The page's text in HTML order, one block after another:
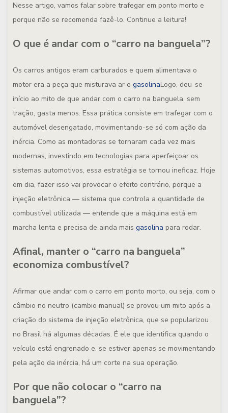
Nesse artigo, vamos falar sobre trafegar em ponto morto e
porque não se recomenda fazê-lo. Continue a leitura!
O que é andar com o “carro na banguela”?
Os carros antigos eram carburados e quem alimentava o
motor era a peça que misturava ar e gasolinaLogo, deu-se
início ao mito de que andar com o carro na banguela, sem
tração, gasta menos. Essa prática consiste em trafegar com o
automóvel desengatado, movimentando-se só com ação da
inércia. Como as montadoras se tornaram cada vez mais
modernas, investindo em tecnologias para aperfeiçoar os
sistemas automotivos, essa estratégia se tornou ineficaz. Hoje
em dia, fazer isso vai provocar o efeito contrário, porque a
injeção eletrônica — sistema que controla a quantidade de
combustível utilizada — entende que a máquina está em
marcha lenta e precisa de ainda mais gasolina para rodar.
Afinal, manter o “carro na banguela”
economiza combustível?
Afirmar que andar com o carro em ponto morto, ou seja, com o
câmbio no neutro (cambio manual) se provou um mito após a
criação do sistema de injeção eletrônica, que se popularizou
no Brasil há algumas décadas. É ele que identifica quando o
veículo está engrenado e, se estiver apenas se movimentando
pela ação da inércia, há um corte na sua operação.
Por que não colocar o “carro na
banguela”?